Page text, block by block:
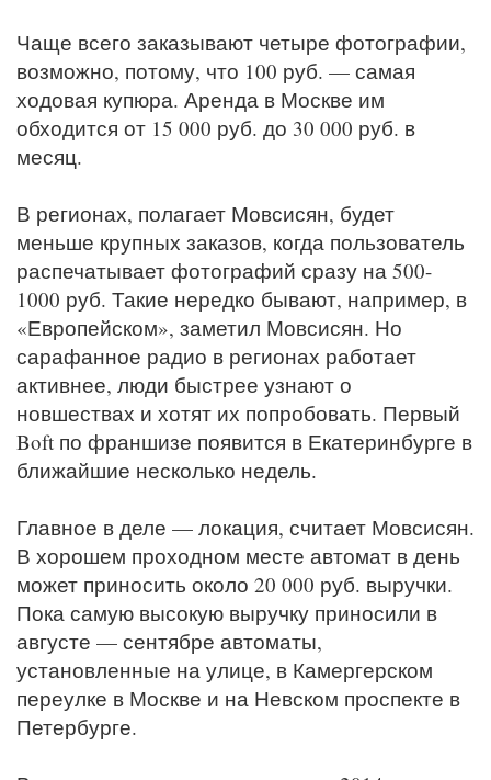
Чаще всего заказывают четыре фотографии,
возможно, потому, что 100 руб. — самая
ходовая купюра. Аренда в Москве им
обходится от 15 000 руб. до 30 000 руб. в
месяц.
В регионах, полагает Мовсисян, будет
меньше крупных заказов, когда пользователь
распечатывает фотографий сразу на 500-
1000 руб. Такие нередко бывают, например, в
«Европейском», заметил Мовсисян. Но
сарафанное радио в регионах работает
активнее, люди быстрее узнают о
новшествах и хотят их попробовать. Первый
Boft по франшизе появится в Екатеринбурге в
ближайшие несколько недель.
Главное в деле — локация, считает Мовсисян.
В хорошем проходном месте автомат в день
может приносить около 20 000 руб. выручки.
Пока самую высокую выручку приносили в
августе — сентябре автоматы,
установленные на улице, в Камергерском
переулке в Москве и на Невском проспекте в
Петербурге.